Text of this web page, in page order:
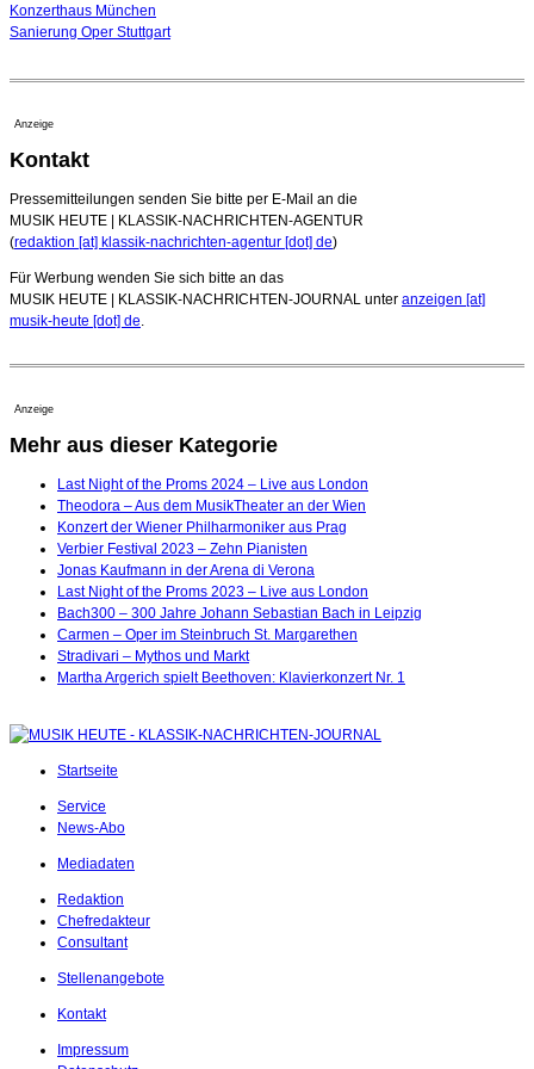
Konzerthaus München
Sanierung Oper Stuttgart
Anzeige
Kontakt
Pressemitteilungen senden Sie bitte per E-Mail an die
MUSIK HEUTE | KLASSIK-NACHRICHTEN-AGENTUR
(redaktion [at] klassik-nachrichten-agentur [dot] de)
Für Werbung wenden Sie sich bitte an das
MUSIK HEUTE | KLASSIK-NACHRICHTEN-JOURNAL unter anzeigen [at]
musik-heute [dot] de
Anzeige
Mehr aus dieser Kategorie
Last Night of the Proms 2024 – Live aus London
Theodora – Aus dem MusikTheater an der Wien
Konzert der Wiener Philharmoniker aus Prag
Verbier Festival 2023 – Zehn Pianisten
Jonas Kaufmann in der Arena di Verona
Last Night of the Proms 2023 – Live aus London
Bach300 – 300 Jahre Johann Sebastian Bach in Leipzig
Carmen – Oper im Steinbruch St. Margarethen
Stradivari – Mythos und Markt
Martha Argerich spielt Beethoven: Klavierkonzert Nr. 1
Startseite
Service
News-Abo
Mediadaten
Redaktion
Chefredakteur
Consultant
Stellenangebote
Kontakt
Impressum